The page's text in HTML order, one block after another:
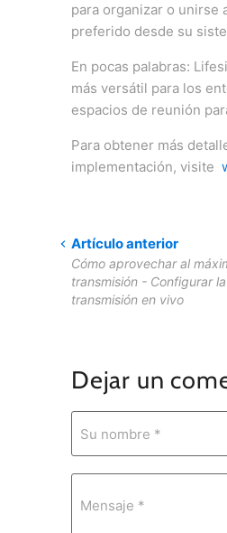
para organizar o unirse
preferido desde su
En pocas palabras:
más versátil para los
espacios de reunión
Para obtener más
implementación, visite
Artículo anterior
Cómo aprovechar al
transmisión - Configurar la
transmisión en vivo
Dejar un
Su nombre *
Mensaje *